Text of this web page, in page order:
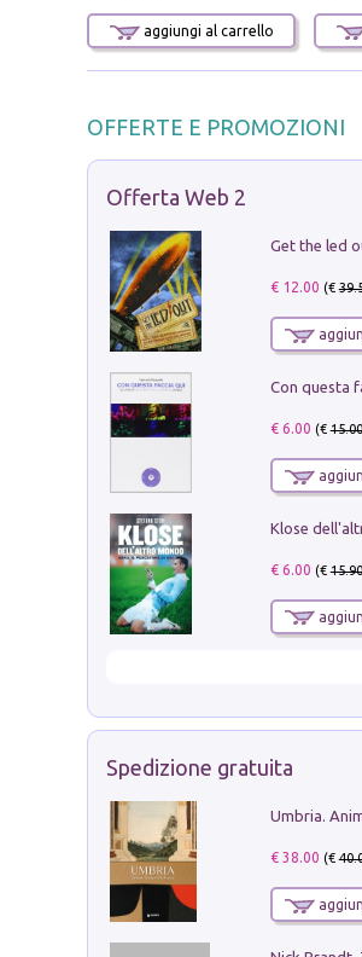
aggiungi al carrello
OFFERTE E PROMOZIONI
Offerta Web 2
€ 12.00 (€
€ 6.00 (€15.00
€ 6.00 (€15.90
Spedizione gratuita
Umbria.
€ 38.00 (€